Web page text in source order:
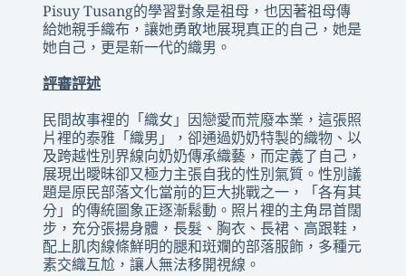
Pisuy Tusang的學習對象是祖母，也因著祖母傳
給她親手織布，讓她勇敢地展現真正的自己，她是
她自己，更是新一代的織男。
評審評述
民間故事裡的「織女」因戀愛而荒廢本業，這張照
片裡的泰雅「織男」，卻通過奶奶特製的織物、以
及跨越性別界線向奶奶傳承織藝，而定義了自己，
展現出曖昧卻又極力主張自我的性別氣質。性別議
題是原民部落文化當前的巨大挑戰之一，「各有其
分」的傳統圖象正逐漸鬆動。照片裡的主角昂首闊
步，充分張揚身體，長髮、胸衣、長裙、高跟鞋，
配上肌肉線條鮮明的腿和斑斕的部落服飾，多種元
素交織互尬，讓人無法移開視線。